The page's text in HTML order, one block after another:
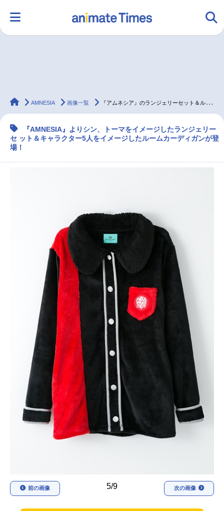
ラジオ みんなの声 グッズ 映画
マンガ・ラノベ ゲーム・アプリ 音楽 コスプレ
声優記事一覧
アニメ映画一覧 実写化映画一覧
今期アニメ曜日別一覧
夏アニメ
秋アニメ 冬アニメ
男性声優/女性声優一覧
FOLLOW US
animateTimes
AMNESIA 画像一覧 『アムネシア』のランジェリーセット＆ルームカーディガンが登場
『AMNESIA』よりシン、トーマをイメージしたランジェリー
セ ット＆キャラクター5人をイメージしたルームカーディガンが登
場！
5/9
前の画像 次の画像